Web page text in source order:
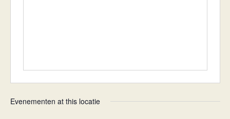
Evenementen at this locatie